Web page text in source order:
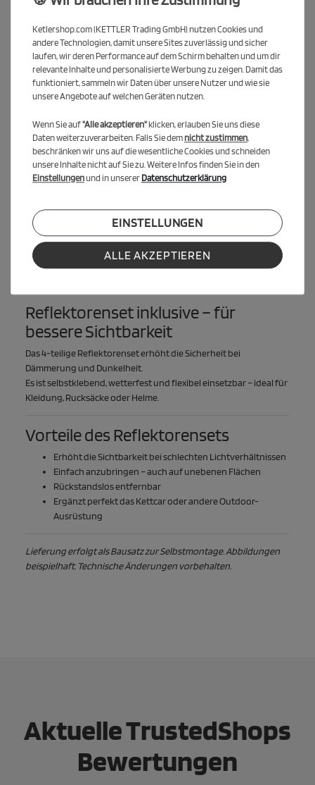
Evolution + Reflektorenset im Wert
von 19,90 €
Modern, hochwertig und sicher – jetzt inklusive
Sicherheitsreflektoren!
Das ist im Paket enthalten
1x KETTLER Kettcar Evolution
1x Reflektorenset (4-teilig, selbstklebend, wetterfest)
Kettcar Evolution – Innovation trifft
Das in Deutschland und Österreich gefertigte KETTLER Kettcar
Evolution steht für höchste Qualität und Langlebigkeit.
Mit wartungsfreien Komponenten, kugelgelagerten Solight Ecco
Rädern, verstellbarem Sitz und sportlichem Lenkrad bietet es
Reflektorenset inklusive – für
bessere Sichtbarkeit
Das 4-teilige Reflektorenset erhöht die Sicherheit bei
Dämmerung und Dunkelheit.
Es ist selbstklebend, wetterfest und flexibel einsetzbar – ideal für
Kleidung, Rucksäcke oder Helme.
Vorteile des Reflektorensets
Erhöht die Sichtbarkeit bei schlechten Lichtverhältnissen
Einfach anzubringen – auch auf unebenen Flächen
Rückstandslos entfernbar
Ergänzt perfekt das Kettcar oder andere Outdoor-
Ausrüstung
Lieferung erfolgt als Bausatz zur Selbstmontage. Abbildungen
beispielhaft. Technische Änderungen vorbehalten.
Aktuelle TrustedShops
Bewertungen
Ketlershop.com (KETTLER Trading GmbH) nutzen Cookies und
andere Technologien, damit unsere Sites zuverlässig und sicher
laufen, wir deren Performance auf dem Schirm behalten und um dir
relevante Inhalte und personalisierte Werbung zu zeigen. Damit das
funktioniert, sammeln wir Daten über unsere Nutzer und wie sie
unsere Angebote auf welchen Geräten nutzen.
Wenn Sie auf"Alle akzeptieren"klicken, erlauben Sie uns diese
Daten weiterzuverarbeiten. Falls Sie demnicht zustimmen,
beschränken wir uns auf die wesentliche Cookies und schneiden
unsere Inhalte nicht auf Sie zu. Weitere Infos finden Sie in den
Einstellungenund in unsererDatenschutzerklärung
EINSTELLUNGEN
ALLE AKZEPTIEREN